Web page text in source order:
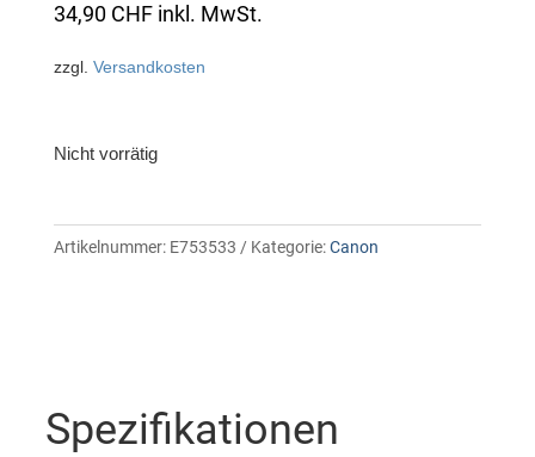
34,90 CHF inkl. MwSt.
zzgl. Versandkosten
Nicht vorrätig
Artikelnummer: E753533 Kategorie:Canon
Spezifikationen